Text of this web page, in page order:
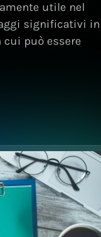
utile nel
significativi in
può essere